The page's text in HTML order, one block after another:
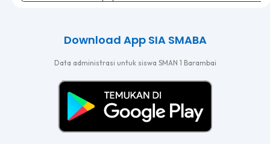
Download App SIA SMABA
Data administrasi untuk siswa SMAN 1 Barambai